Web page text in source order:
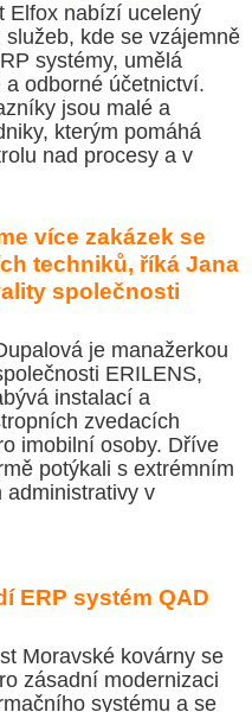
Elfox nabízí ucelený
služeb, kde se vzájemně
systémy, umělá
a odborné účetnictví.
jsou malé a
kterým pomáhá
nad procesy a v
více zakázek se
techniků, říká Jana
společnosti
je manažerkou
ERILENS,
instalací a
zvedacích
imobilní osoby. Dříve
potýkali s extrémním
administrativy v
ERP systém QAD
Moravské kovárny se
zásadní modernizaci
systému a se